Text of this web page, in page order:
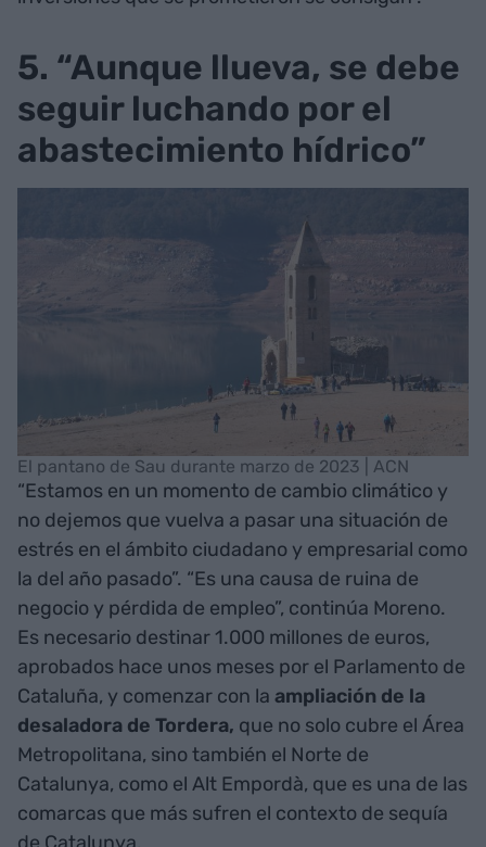
5. “Aunque llueva, se debe
seguir luchando por el
abastecimiento hídrico”
El pantano de Sau durante marzo de 2023 | ACN
“Estamos en un momento de cambio climático y
no dejemos que vuelva a pasar una situación de
estrés en el ámbito ciudadano y empresarial como
la del año pasado”. “Es una causa de ruina de
negocio y pérdida de empleo”, continúa Moreno.
Es necesario destinar 1.000 millones de euros,
aprobados hace unos meses por el Parlamento de
Cataluña, y comenzar con la ampliación de la
desaladora de Tordera, que no solo cubre el Área
Metropolitana, sino también el Norte de
Catalunya, como el Alt Empordà, que es una de las
comarcas que más sufren el contexto de sequía